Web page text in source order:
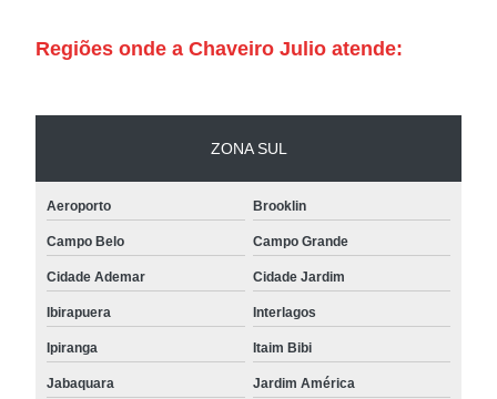
Regiões onde a Chaveiro Julio atende:
ZONA SUL
Aeroporto Brooklin
Campo Belo Campo Grande
Cidade Ademar Cidade Jardim
Ibirapuera Interlagos
Ipiranga Itaim Bibi
Jabaquara Jardim América